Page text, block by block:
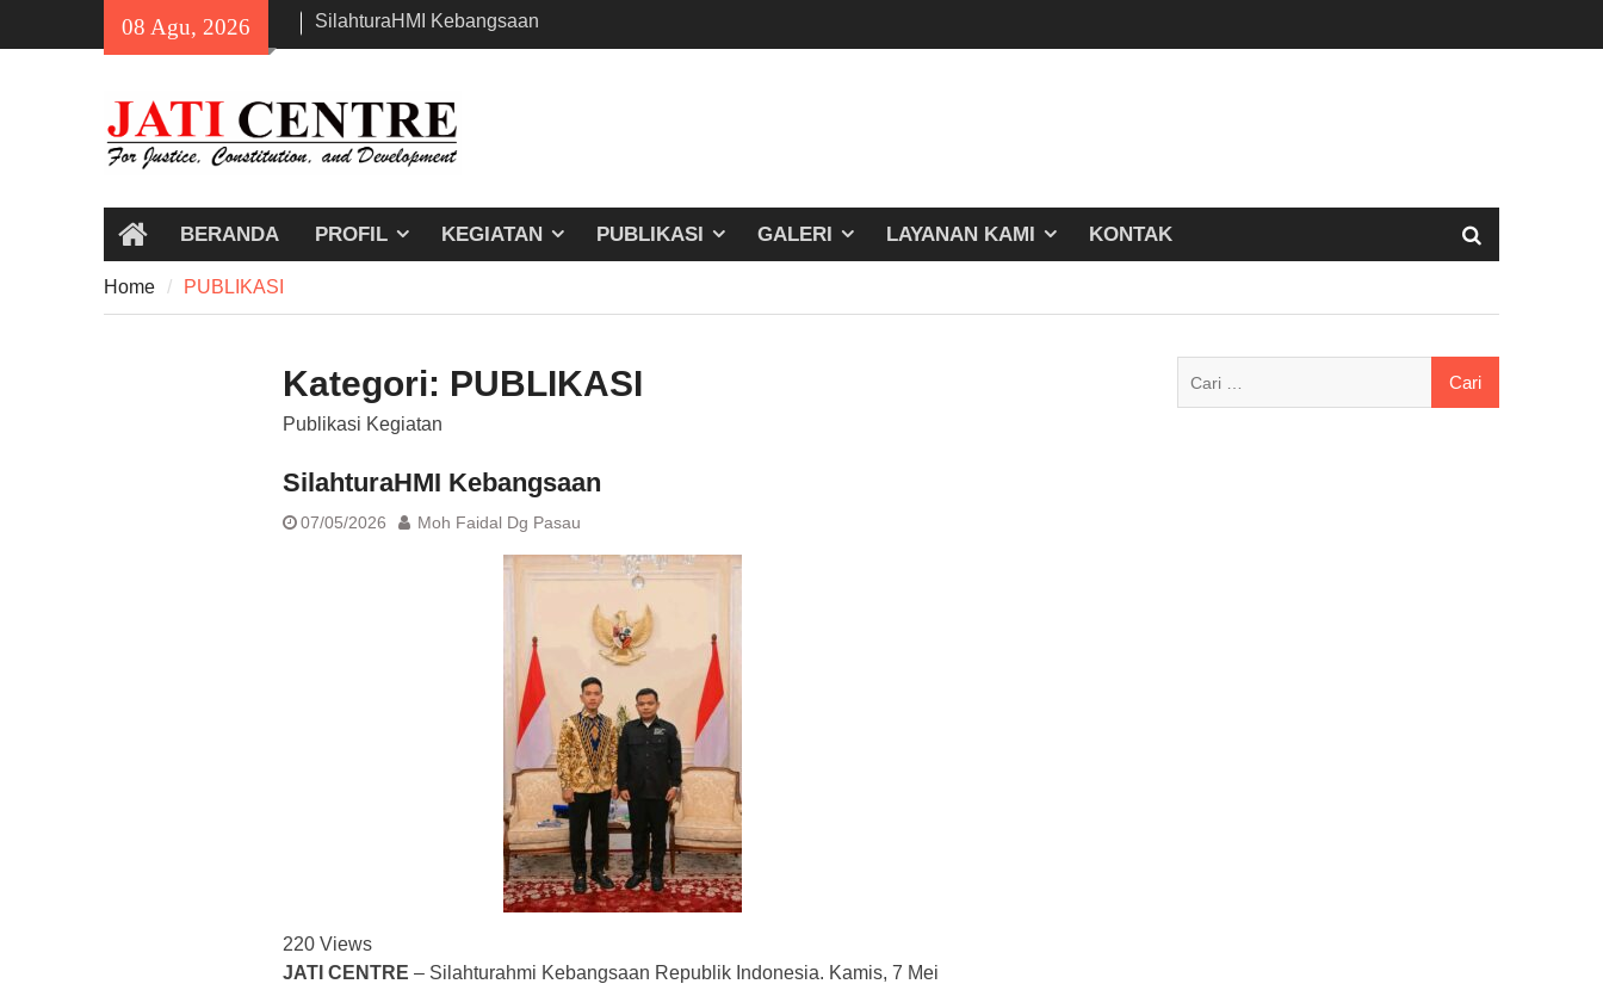
08 Agu, 2026 SilahturaHMI Kebangsaan
HomeBERANDA PROFIL KEGIATAN PUBLIKASI GALERI LAYANAN KAMI KONTAK
Home PUBLIKASI
Kategori: PUBLIKASI
Publikasi Kegiatan
SilahturaHMI Kebangsaan
07/05/2026 Moh Faidal Dg Pasau
220 Views
JATI CENTRE – Silahturahmi Kebangsaan Republik Indonesia. Kamis, 7 Mei